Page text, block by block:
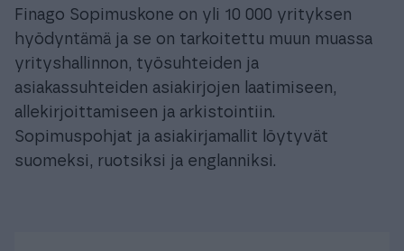
Finago Sopimuskone on yli 10 000 yrityksen
hyödyntämä ja se on tarkoitettu muun muassa
yrityshallinnon, työsuhteiden ja
asiakassuhteiden asiakirjojen laatimiseen,
allekirjoittamiseen ja arkistointiin.
Sopimuspohjat ja asiakirjamallit löytyvät
suomeksi, ruotsiksi ja englanniksi.